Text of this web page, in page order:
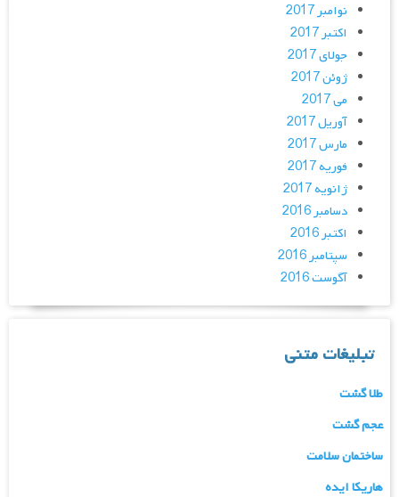
نوامبر 2017
اکتبر 2017
جولای 2017
ژوئن 2017
می 2017
آوریل 2017
مارس 2017
فوریه 2017
ژانویه 2017
دسامبر 2016
اکتبر 2016
سپتامبر 2016
آگوست 2016
تبلیغات متنی
طلا گشت
عجم گشت
ساختمان سلامت
هاریکا ایده